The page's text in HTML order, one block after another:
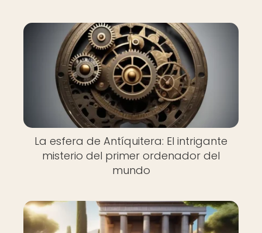
La esfera de Antíquitera: El intrigante
misterio del primer ordenador del
mundo